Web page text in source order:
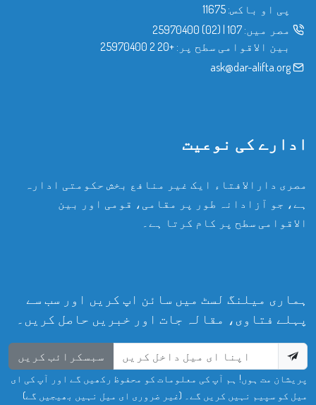
پی او باکس: 11675
مصر میں: 107
|
(02) 25970400
بین الاقوامی سطح پر: +20 2 25970400
ask@dar-alifta.org
ادارے کی نوعیت
مصری دارالافتاء ایک غیر منافع بخش حکومتی ادارہ
ہے، جو آزادانہ طور پر مقامی، قومی اور بین
الاقوامی سطح پر کام کرتا ہے۔
ہماری میلنگ لسٹ میں سائن اپ کریں اور سب سے
پہلے فتاوی، مقالہ جات اور خبریں حاصل کریں۔
سبسکرائب کریں
پریشان مت ہوں! ہم آپ کی معلومات کو محفوظ رکھیں گے اور آپ کی ای
میل کو سپیم نہیں کریں گے۔ (غیر ضروری ای میل نہیں بھیجیں گے)